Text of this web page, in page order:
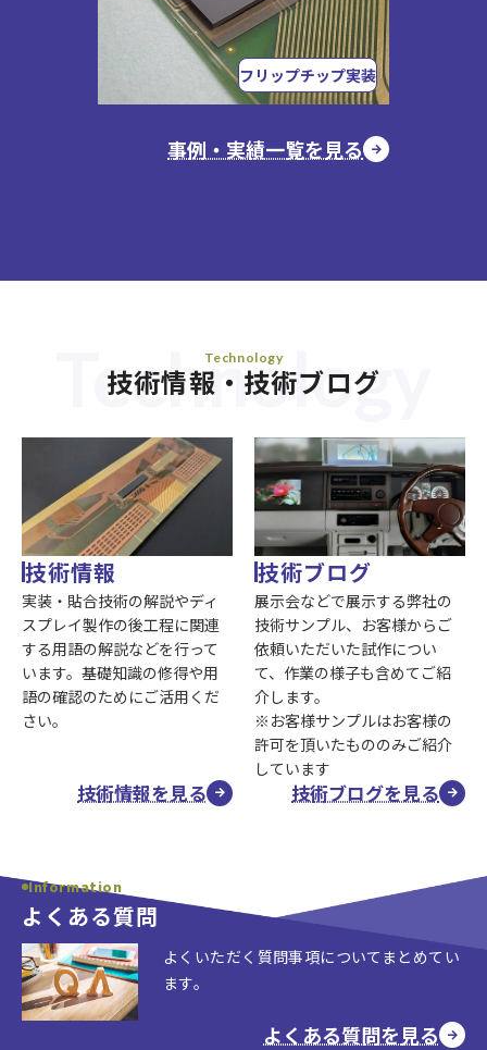
フリップチップ実装
事例・実績一覧を見る
Technology
Technology
技術情報・技術ブログ
技術情報
実装・貼合技術の解説やディ
スプレイ製作の後工程に関連
する用語の解説などを行って
います。基礎知識の修得や用
語の確認のためにご活用くだ
さい。
技術情報を見る
技術ブログ
展示会などで展示する弊社の
技術サンプル、お客様からご
依頼いただいた試作につい
て、作業の様子も含めてご紹
介します。
※お客様サンプルはお客様の
許可を頂いたもののみご紹介
しています
技術ブログを見る
Information
よくある質問
よくいただく質問事項についてまとめてい
ます。
よくある質問を見る